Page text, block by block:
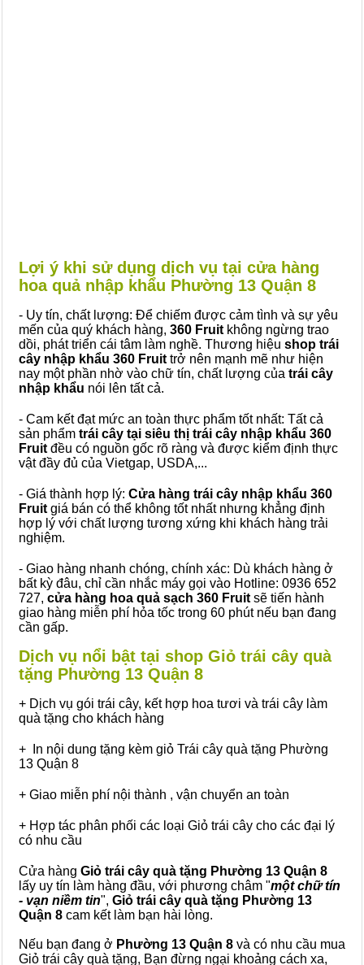
Lợi ý khi sử dụng dịch vụ tại cửa hàng
hoa quả nhập khẩu Phường 13 Quận 8
- Uy tín, chất lượng: Để chiếm được cảm tình và sự yêu
mến của quý khách hàng, 360 Fruit không ngừng trao
dồi, phát triển cái tâm làm nghề. Thương hiệu shop trái
cây nhập khẩu 360 Fruit trở nên mạnh mẽ như hiện
nay một phần nhờ vào chữ tín, chất lượng của trái cây
nhập khẩu nói lên tất cả.
- Cam kết đạt mức an toàn thực phẩm tốt nhất: Tất cả
sản phẩm trái cây tại siêu thị trái cây nhập khẩu 360
Fruit đều có nguồn gốc rõ ràng và được kiểm định thực
vật đầy đủ của Vietgap, USDA,...
- Giá thành hợp lý: Cửa hàng trái cây nhập khẩu 360
Fruit giá bán có thể không tốt nhất nhưng khẳng định
hợp lý với chất lượng tương xứng khi khách hàng trải
nghiệm.
- Giao hàng nhanh chóng, chính xác: Dù khách hàng ở
bất kỳ đâu, chỉ cần nhắc máy gọi vào Hotline: 0936 652
727, cửa hàng hoa quả sạch 360 Fruit sẽ tiến hành
giao hàng miễn phí hỏa tốc trong 60 phút nếu bạn đang
cần gấp.
Dịch vụ nổi bật tại shop Giỏ trái cây quà
tặng Phường 13 Quận 8
+ Dịch vụ gói trái cây, kết hợp hoa tươi và trái cây làm
quà tặng cho khách hàng
+ In nội dung tặng kèm giỏ Trái cây quà tặng Phường
13 Quận 8
+ Giao miễn phí nội thành , vận chuyển an toàn
+ Hợp tác phân phối các loại Giỏ trái cây cho các đại lý
có nhu cầu
Cửa hàng Giỏ trái cây quà tặng Phường 13 Quận 8
lấy uy tín làm hàng đầu, với phương châm "một chữ tín
- vạn niềm tin", Giỏ trái cây quà tặng Phường 13
Quận 8 cam kết làm bạn hài lòng.
Nếu bạn đang ở Phường 13 Quận 8 và có nhu cầu mua
Giỏ trái cây quà tặng, Bạn đừng ngại khoảng cách xa,